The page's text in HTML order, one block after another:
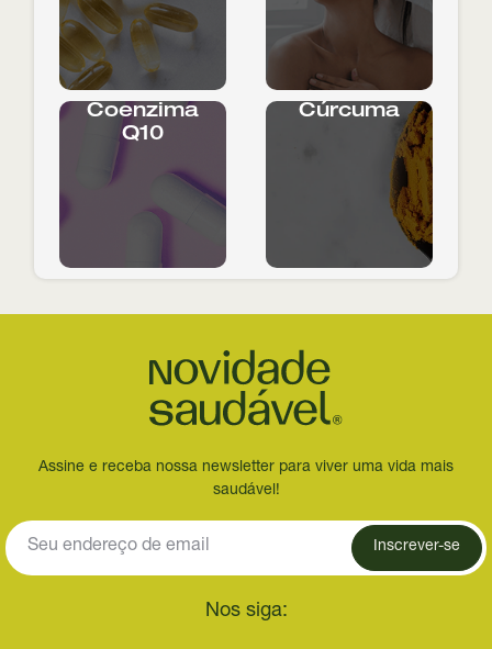
Coenzima
Q10
Cúrcuma
Assine e receba nossa newsletter para viver uma vida mais
saudável!
Inscrever-se
Nos siga: